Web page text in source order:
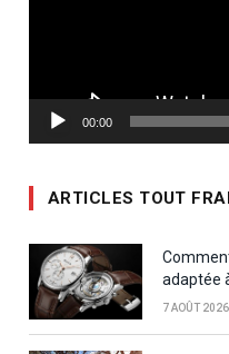
00:00
ARTICLES TOUT
adaptée
7 AOÛT 2026